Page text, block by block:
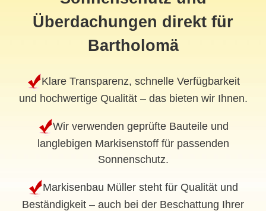
Überdachungen direkt für
Bartholomä
Klare Transparenz, schnelle Verfügbarkeit
und hochwertige Qualität – das bieten wir Ihnen.
Wir verwenden geprüfte Bauteile und
langlebigen Markisenstoff für passenden
Sonnenschutz.
Markisenbau Müller steht für Qualität und
Beständigkeit – auch bei der Beschattung Ihrer